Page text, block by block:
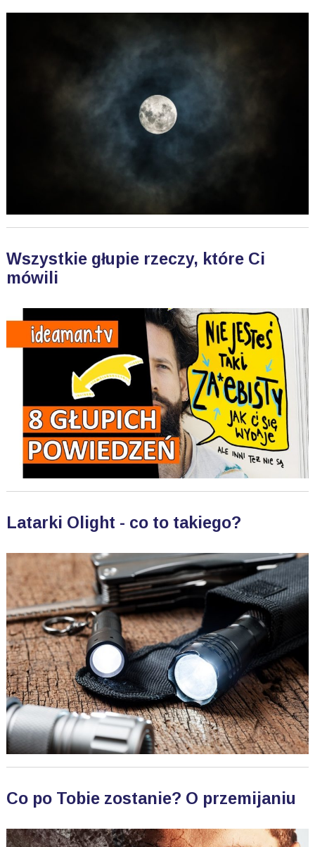
Wszystkie głupie rzeczy, które Ci
mówili
Latarki Olight - co to takiego?
Co po Tobie zostanie? O przemijaniu